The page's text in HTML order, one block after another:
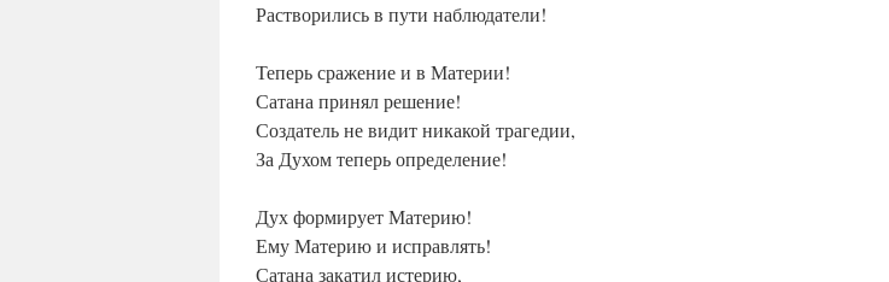
Растворились в пути наблюдатели!
Теперь сражение и в Материи!
Сатана принял решение!
Создатель не видит никакой трагедии,
За Духом теперь определение!
Дух формирует Материю!
Ему Материю и исправлять!
Сатана закатил истерию,